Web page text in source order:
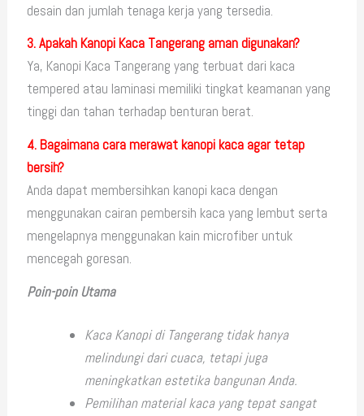
desain dan jumlah tenaga kerja yang tersedia.
3. Apakah Kanopi Kaca Tangerang aman digunakan?
Ya, Kanopi Kaca Tangerang yang terbuat dari kaca
tempered atau laminasi memiliki tingkat keamanan yang
tinggi dan tahan terhadap benturan berat.
4. Bagaimana cara merawat kanopi kaca agar tetap
bersih?
Anda dapat membersihkan kanopi kaca dengan
menggunakan cairan pembersih kaca yang lembut serta
mengelapnya menggunakan kain microfiber untuk
mencegah goresan.
Poin-poin Utama
Kaca Kanopi di Tangerang tidak hanya
melindungi dari cuaca, tetapi juga
meningkatkan estetika bangunan Anda.
Pemilihan material kaca yang tepat sangat